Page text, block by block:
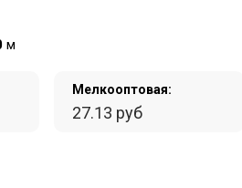
м
Мелкооптовая:
27.13 руб